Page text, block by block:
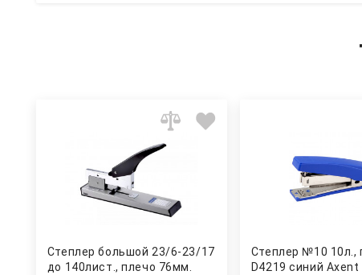
Степлер большой 23/6-23/17
до 140лист., плечо 76мм.
Степлер №10 10л.,
D4219 синий Axent